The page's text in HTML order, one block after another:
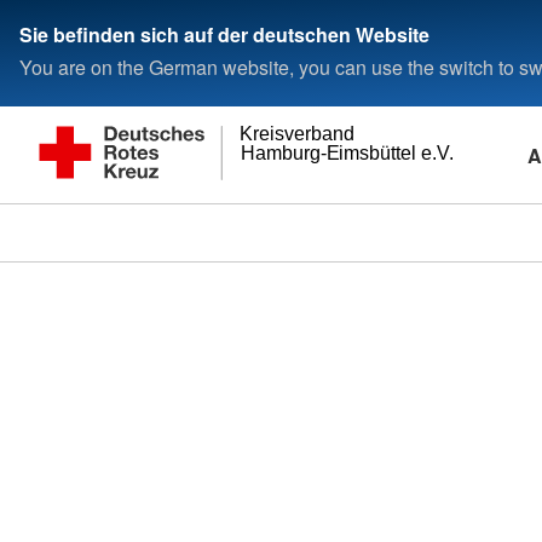
Sie befinden sich auf der deutschen Website
You are on the German website, you can use the switch to
Hamburg-Eimsbüttel e.V.
Kreisverband